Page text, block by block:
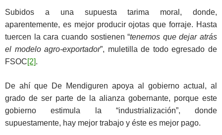
Subidos a una supuesta tarima moral, donde,
aparentemente, es mejor producir ojotas que forraje. Hasta
tuercen la cara cuando sostienen “tenemos que dejar atrás
el modelo agro-exportador”, muletilla de todo egresado de
FSOC[2].
De ahí que De Mendiguren apoya al gobierno actual, al
grado de ser parte de la alianza gobernante, porque este
gobierno estimula la “industrialización”, donde
supuestamente, hay mejor trabajo y éste es mejor pago.